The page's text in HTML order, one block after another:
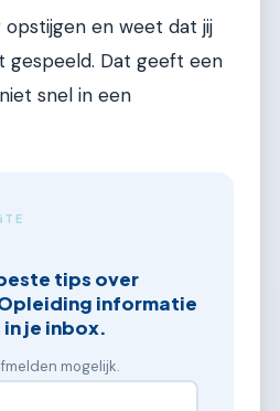
en weet dat jij
gespeeld. Dat geeft een
snel in een
tips over
informatie
je inbox.
mogelijk.